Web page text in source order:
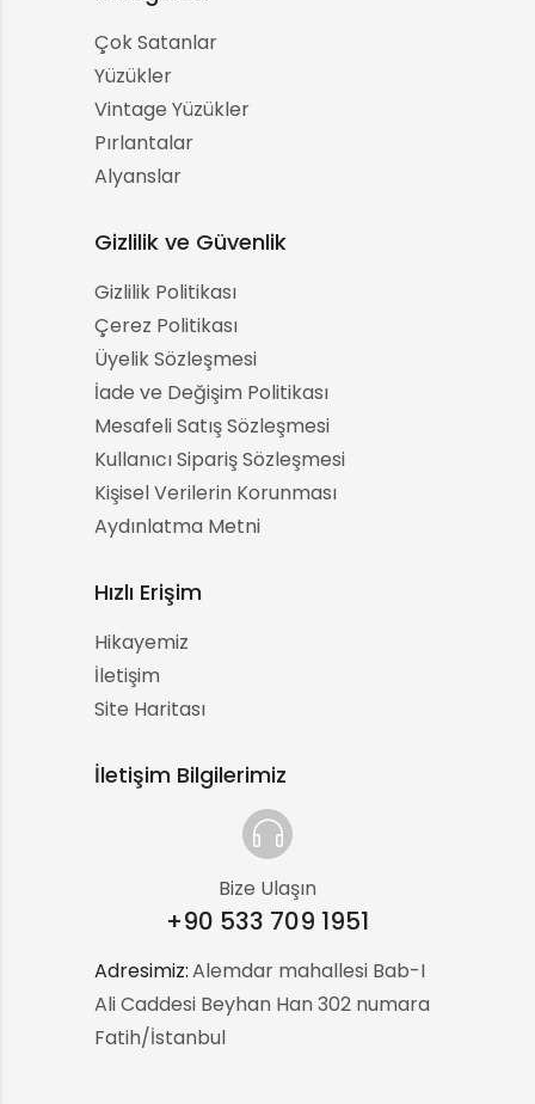
Çok Satanlar
Yüzükler
Vintage Yüzükler
Pırlantalar
Alyanslar
Gizlilik ve Güvenlik
Gizlilik Politikası
Çerez Politikası
Üyelik Sözleşmesi
İade ve Değişim Politikası
Mesafeli Satış Sözleşmesi
Kullanıcı Sipariş Sözleşmesi
Kişisel Verilerin Korunması
Aydınlatma Metni
Hızlı Erişim
Hikayemiz
İletişim
Site Haritası
İletişim Bilgilerimiz
Bize Ulaşın
+90 533 709 1951
Adresimiz:Alemdar mahallesi Bab-I
Ali Caddesi Beyhan Han 302 numara
Fatih/İstanbul